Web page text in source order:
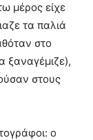
μέρος είχε
τα παλιά
στο
ξαναγέμιζε),
στους
ο